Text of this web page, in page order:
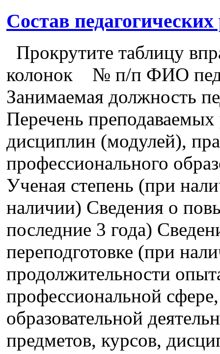
Состав
Прокрутите таблицу
колонок № п/п ФИО
Занимаемая должность
Перечень
дисциплин (модулей),
профессионального
Ученая степень (при
наличии) Сведения о
последние 3 года)
переподготовке (при
продолжительности
профессиональной
образовательной
предметов, курсов,